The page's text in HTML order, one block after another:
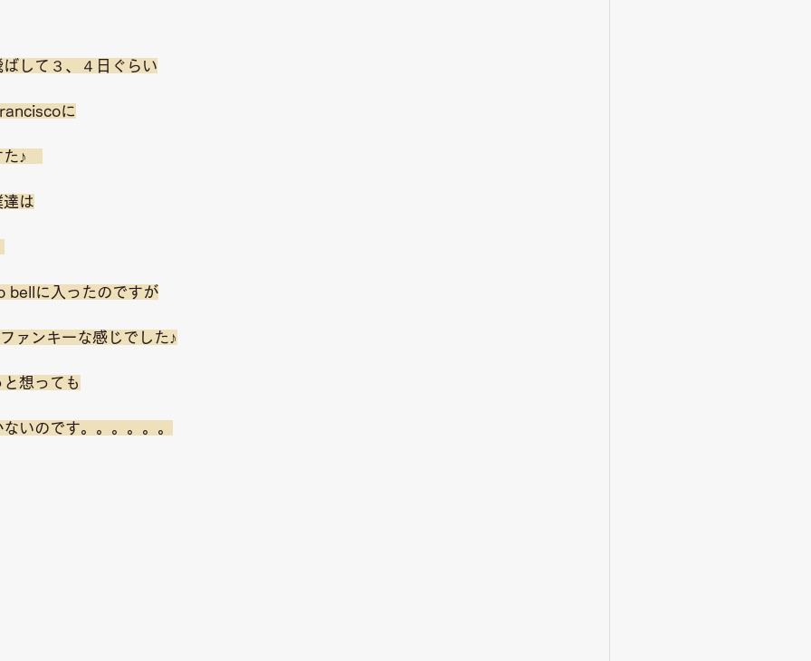
して３、４日ぐらい
に
た♪
は
bellに入ったのですが
ァンキーな感じでした♪
想っても
いのです。。。。。。